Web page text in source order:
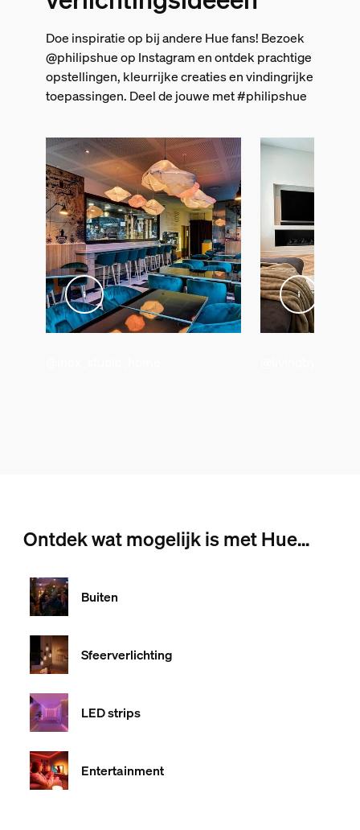
Doe inspiratie op bij andere Hue fans! Bezoek
@philipshue op Instagram en ontdek prachtige
opstellingen, kleurrijke creaties en vindingrijke
toepassingen. Deel de jouwe met #philipshue
Ontdek wat mogelijk is met Hue...
Buiten
Sfeerverlichting
LED strips
Entertainment